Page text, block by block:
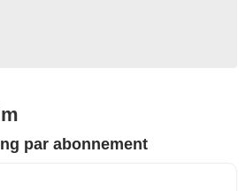
par abonnement